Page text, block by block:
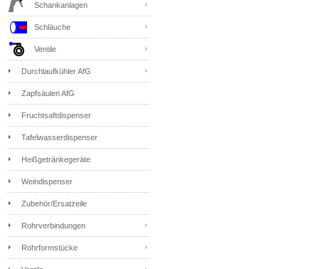
Schankanlagen
Schläuche
Ventile
Durchlaufkühler AfG
Zapfsäulen AfG
Fruchtsaftdispenser
Tafelwasserdispenser
Heißgetränkegeräte
Weindispenser
Zubehör/Ersatzeile
Rohrverbindungen
Rohrformstücke